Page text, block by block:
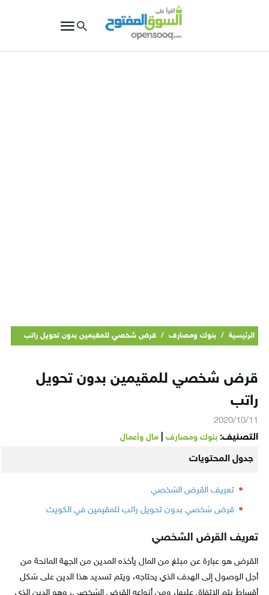
الرئيسية / بنوك ومصارف / قرض شخصي للمقيمين بدون تحويل راتب
قرض شخصي للمقيمين بدون تحويل
راتب
2020/10/11
التصنيف: بنوك ومصارف| مال وأعمال
جدول المحتويات
تعريف القرض الشخصي
قرض شخصي بدون تحويل راتب للمقيمين في الكويت
تعريف القرض الشخصي
القرض هو عبارة عن مبلغ من المال يأخذه المدين من الجهة المانحة من
أجل الوصول إلى الهدف الذي يحتاجه، ويتم تسديد هذا الدين على شكل
أقساط يتم الاتفاق عليها، ومن أنواعه القرض الشخصي، وهو الدين الذي